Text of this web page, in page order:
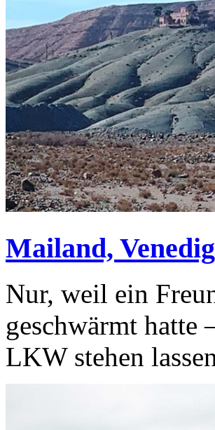
Mailand,
Nur, weil ein
geschwärmt hatte
LKW stehen